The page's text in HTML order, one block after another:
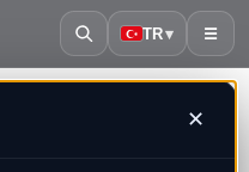
TR▾ ☰
✕